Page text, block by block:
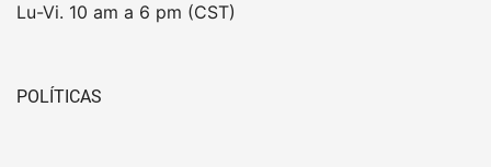
Lu-Vi. 10 am a 6 pm (CST)
POLÍTICAS